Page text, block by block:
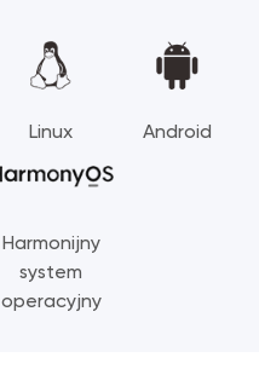
Linux Android
Harmonijny
system
operacyjny